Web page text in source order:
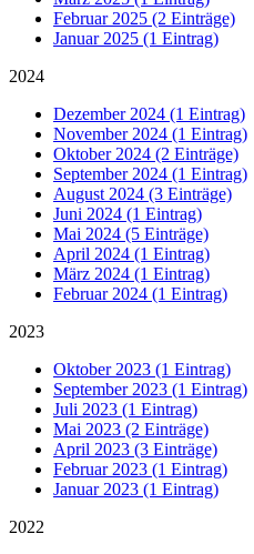
Februar 2025 (2 Einträge)
Januar 2025 (1 Eintrag)
2024
Dezember 2024 (1 Eintrag)
November 2024 (1 Eintrag)
Oktober 2024 (2 Einträge)
September 2024 (1 Eintrag)
August 2024 (3 Einträge)
Juni 2024 (1 Eintrag)
Mai 2024 (5 Einträge)
April 2024 (1 Eintrag)
März 2024 (1 Eintrag)
Februar 2024 (1 Eintrag)
2023
Oktober 2023 (1 Eintrag)
September 2023 (1 Eintrag)
Juli 2023 (1 Eintrag)
Mai 2023 (2 Einträge)
April 2023 (3 Einträge)
Februar 2023 (1 Eintrag)
Januar 2023 (1 Eintrag)
2022